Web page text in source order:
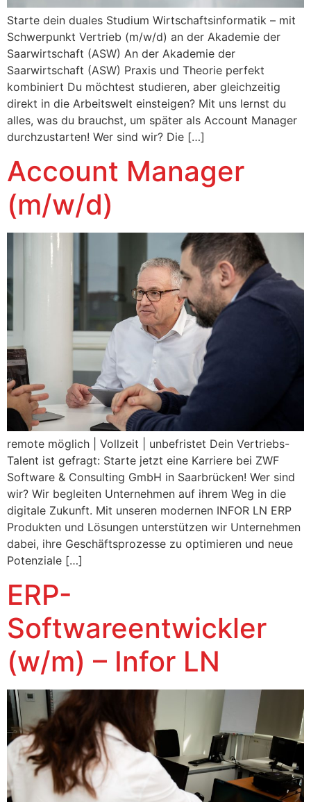
Starte dein duales Studium Wirtschaftsinformatik – mit
Schwerpunkt Vertrieb (m/w/d) an der Akademie der
Saarwirtschaft (ASW) An der Akademie der
Saarwirtschaft (ASW) Praxis und Theorie perfekt
kombiniert Du möchtest studieren, aber gleichzeitig
direkt in die Arbeitswelt einsteigen? Mit uns lernst du
alles, was du brauchst, um später als Account Manager
durchzustarten! Wer sind wir? Die […]
Account Manager
(m/w/d)
remote möglich | Vollzeit | unbefristet Dein Vertriebs-
Talent ist gefragt: Starte jetzt eine Karriere bei ZWF
Software & Consulting GmbH in Saarbrücken! Wer sind
wir? Wir begleiten Unternehmen auf ihrem Weg in die
digitale Zukunft. Mit unseren modernen INFOR LN ERP
Produkten und Lösungen unterstützen wir Unternehmen
dabei, ihre Geschäftsprozesse zu optimieren und neue
Potenziale […]
ERP-
Softwareentwickler
(w/m) – Infor LN